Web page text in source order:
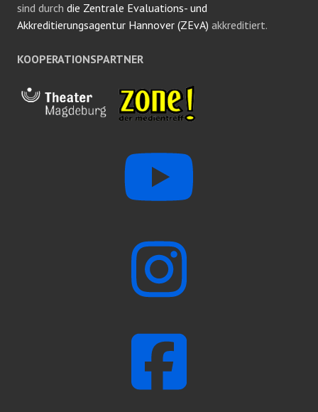
sind durch die Zentrale Evaluations- und
Akkreditierungsagentur Hannover (ZEvA) akkreditiert.
KOOPERATIONSPARTNER